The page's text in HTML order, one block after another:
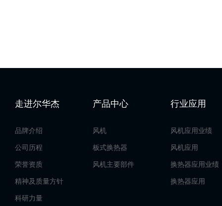
走进尔华杰
品牌介绍
公司历程
荣誉资质
精神及质量方针
科研力量
产品中心
风机
板式换热器
风机主要部件
行业应用
风机应用业绩
风机应用
换热器应用业绩
换热器应用